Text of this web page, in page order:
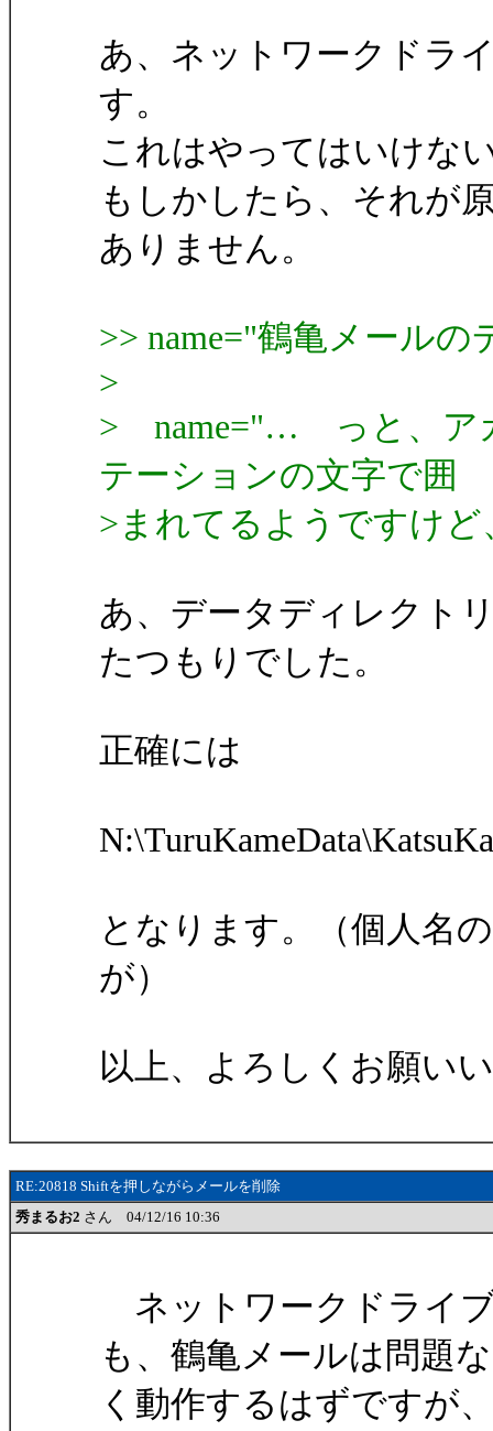
あ、ネットワークドラ
す。
これはやってはいけな
もしかしたら、それが
ありません。
>> name="鶴亀メール
>
> name="… っと、ア
テーションの文字で囲
>まれてるようですけ
あ、データディレクト
たつもりでした。
正確には
となります。（個人名
が）
以上、よろしくお願い
RE:20818 Shiftを押しながらメールを削除
秀まるお2 さん 04/12/16 10:36
ネットワークドライ
も、鶴亀メールは問題な
く動作するはずですが